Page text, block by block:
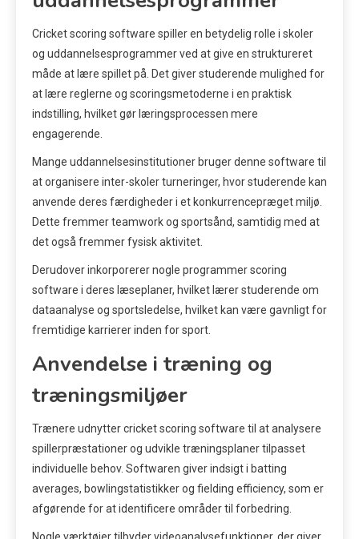
Cricket scoring software spiller en betydelig rolle i skoler
og uddannelsesprogrammer ved at give en struktureret
måde at lære spillet på. Det giver studerende mulighed for
at lære reglerne og scoringsmetoderne i en praktisk
indstilling, hvilket gør læringsprocessen mere
engagerende.
Mange uddannelsesinstitutioner bruger denne software til
at organisere inter-skoler turneringer, hvor studerende kan
anvende deres færdigheder i et konkurrencepræget miljø.
Dette fremmer teamwork og sportsånd, samtidig med at
det også fremmer fysisk aktivitet.
Derudover inkorporerer nogle programmer scoring
software i deres læseplaner, hvilket lærer studerende om
dataanalyse og sportsledelse, hvilket kan være gavnligt for
fremtidige karrierer inden for sport.
Anvendelse i træning og
træningsmiljøer
Trænere udnytter cricket scoring software til at analysere
spillerpræstationer og udvikle træningsplaner tilpasset
individuelle behov. Softwaren giver indsigt i batting
averages, bowlingstatistikker og fielding efficiency, som er
afgørende for at identificere områder til forbedring.